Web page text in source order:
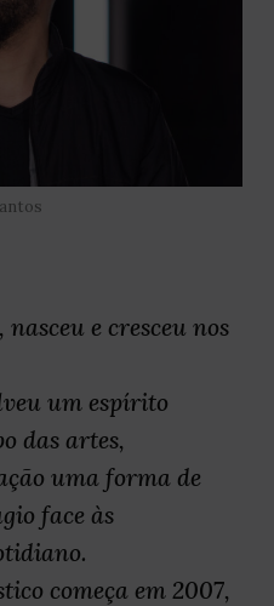
e cresceu nos
um espírito
das artes,
uma forma de
face às
começa em 2007,